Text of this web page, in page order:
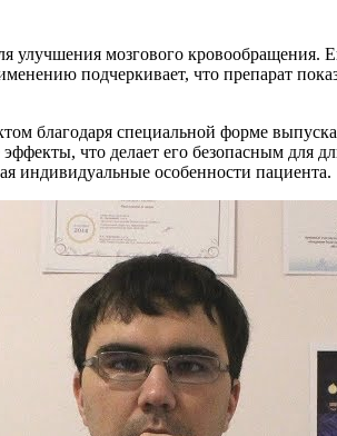
мозгового кровообращения.
подчеркивает, что препарат
благодаря специальной форме выпуска,
что делает его безопасным для
индивидуальные особенности пациента.